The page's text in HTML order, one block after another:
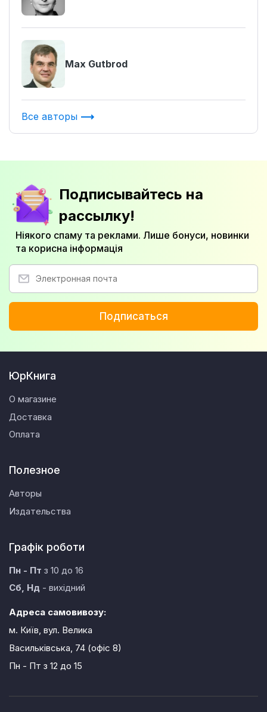
Max Gutbrod
Все авторы
Подписывайтесь на
рассылку!
Ніякого спаму та реклами. Лише бонуси, новинки
та корисна інформація
Подписаться
ЮрКнига
О магазине
Доставка
Оплата
Полезное
Авторы
Издательства
Графік роботи
Пн - Пт з 10 до 16
Сб, Нд - вихідний
Адреса самовивозу:
м. Київ, вул. Велика
Васильківська, 74 (офіс 8)
Пн - Пт з 12 до 15